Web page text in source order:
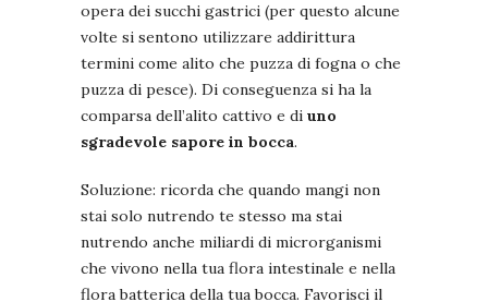
opera dei succhi gastrici (per questo alcune
volte si sentono utilizzare addirittura
termini come alito che puzza di fogna o che
puzza di pesce). Di conseguenza si ha la
comparsa dell’alito cattivo e di uno
sgradevole sapore in bocca.
Soluzione: ricorda che quando mangi non
stai solo nutrendo te stesso ma stai
nutrendo anche miliardi di microrganismi
che vivono nella tua flora intestinale e nella
flora batterica della tua bocca. Favorisci il